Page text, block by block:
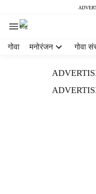
गोवा मनोरंजन गोवा